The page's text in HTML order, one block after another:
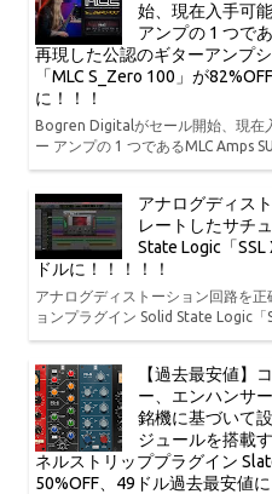
始、現在入手可
アンプの 1 つで
再現した公認のギターアンプ
「MLC S_Zero 100」が
に！！！
Bogren Digitalがセール開始、現在
ー アンプの 1 つであるMLC Amps
アナログディス
レートしたサチ
State Logic「
ドルに！！！！！
アナログディストーション回路を
ョンプラグイン Solid State Logic
【過去最安値】
ー、エンハンサ
銘機に基づいて
ジュールを搭載
ネルストリッププラグイン
50%OFF、49ドル過去最安値に